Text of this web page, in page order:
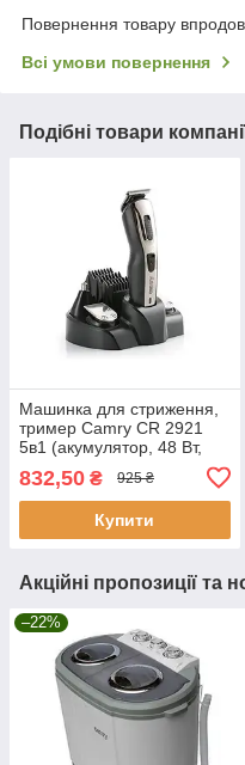
Повернення товару
Всі умови повернення
Подібні товари
Машинка для стриження,
тример Camry CR 2921
5в1 (акумулятор, 48 Вт,
832,50 ₴ 925 ₴
Купити
Акційні пропозиції та
–22%